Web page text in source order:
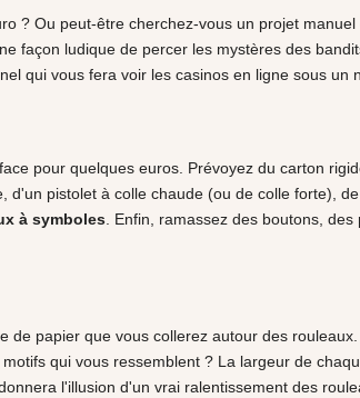
? Ou peut-être cherchez-vous un projet
façon ludique de percer les mystères des
qui vous fera voir les casinos en ligne sous un
pour quelques euros. Prévoyez du carton
pistolet à colle chaude (ou de colle forte),
à symboles. Enfin, ramassez des boutons,
papier que vous collerez autour des
qui vous ressemblent ? La largeur de
l'illusion d'un vrai ralentissement des